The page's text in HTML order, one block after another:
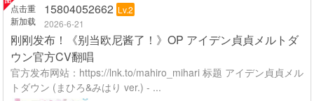
点击重
新加载
15804052662 Lv.2
2026-6-21
刚刚发布！《别当欧尼酱了！》OP アイデン貞貞メルトダ
ウン官方CV翻唱
官方发布网站：https://lnk.to/mahiro_mihari 标题 アイデン貞貞メル
トダウン (まひろ&みはり ver.) - ...